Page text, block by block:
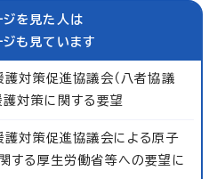
ジを見た人は
ジも見ています
護対策促進協議会（八者協議
護対策に関する要望
護対策促進協議会による原子
する厚生労働省等への要望に